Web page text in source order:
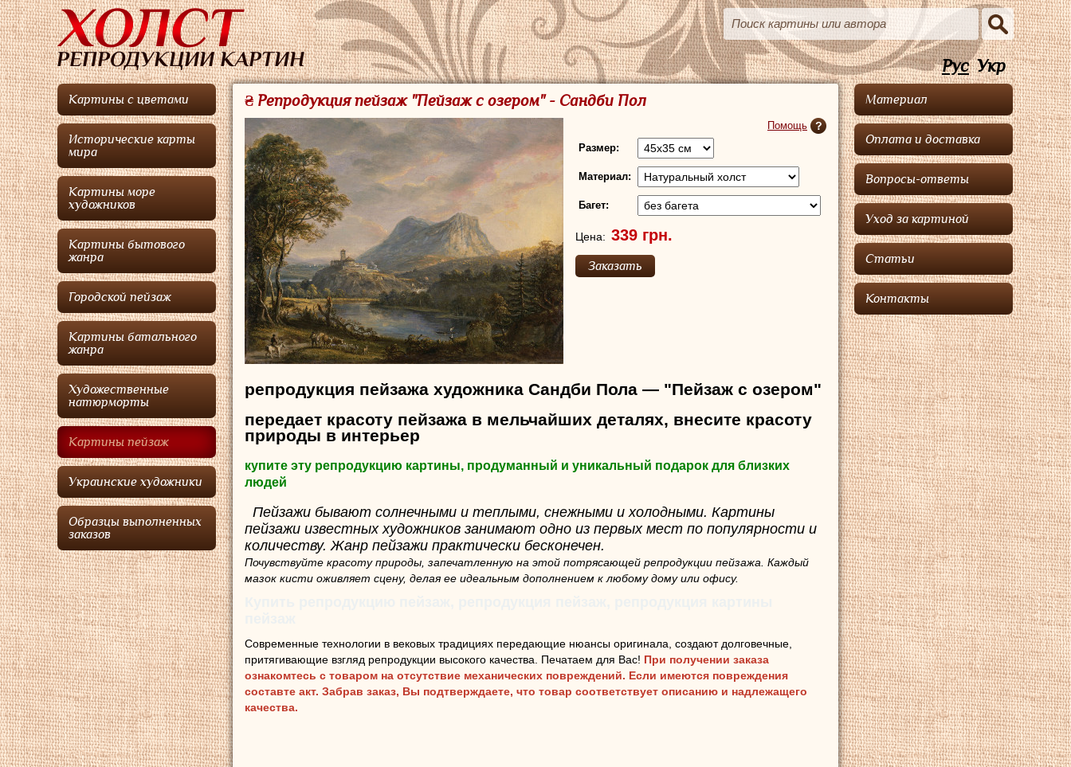
Рус Укр
Картины с цветами
Исторические карты
мира
Картины море
художников
Картины бытового
жанра
Городской пейзаж
Картины батального
жанра
Художественные
натюрморты
Картины пейзаж
Украинские художники
Образцы выполненных
заказов
₴ Репродукция пейзаж "Пейзаж с озером" - Сандби Пол
Помощь
Размер:
Материал:
Багет:
Цена:
репродукция пейзажа художника Сандби Пола — "Пейзаж с озером"
передает красоту пейзажа в мельчайших деталях, внесите красоту
природы в интерьер
купите эту репродукцию картины, продуманный и уникальный подарок для близких
людей
Пейзажи бывают солнечными и теплыми, снежными и холодными. Картины
пейзажи известных художников занимают одно из первых мест по популярности и
количеству. Жанр пейзажи практически бесконечен.
Почувствуйте красоту природы, запечатленную на этой потрясающей репродукции пейзажа. Каждый
мазок кисти оживляет сцену, делая ее идеальным дополнением к любому дому или офису.
Современные технологии в вековых традициях передающие нюансы оригинала, создают долговечные,
притягивающие взгляд репродукции высокого качества. Печатаем для Вас! При получении заказа
ознакомтесь с товаром на отсутствие механических повреждений. Если имеются повреждения
составте акт. Забрав заказ, Вы подтверждаете, что товар соответствует описанию и надлежащего
качества.
Материал
Оплата и доставка
Вопросы-ответы
Уход за картиной
Статьи
Контакты